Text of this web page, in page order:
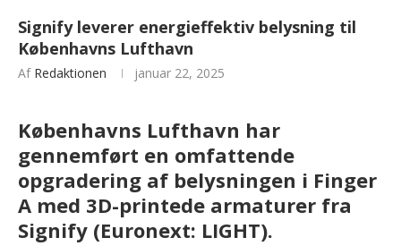
Signify leverer energieffektiv belysning til
Københavns Lufthavn
Af Redaktionen januar 22, 2025
Københavns Lufthavn har
gennemført en omfattende
opgradering af belysningen i Finger
A med 3D-printede armaturer fra
Signify (Euronext: LIGHT).